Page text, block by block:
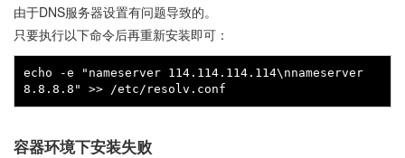
由于DNS服务器设置有问题导致的。
只要执行以下命令后再重新安装即可：
echo -e "nameserver 114.114.114.114\nnameserver
容器环境下安装失败